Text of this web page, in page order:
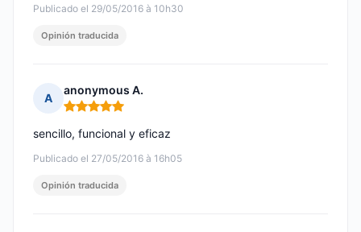
Publicado el 29/05/2016 à 10h30
Opinión traducida
A
anonymous A.
Nota: 5 de 5
Publicado el 27/05/2016 à 16h05
sencillo, funcional y eficaz
Opinión traducida